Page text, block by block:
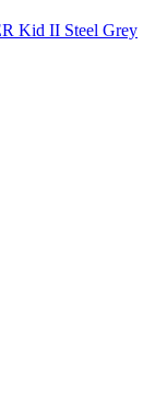
Kid II Steel Grey